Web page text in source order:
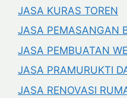
JASA KURAS TOREN
JASA PEMASANGAN
JASA PEMBUATAN
JASA PRAMURUKTI
JASA RENOVASI